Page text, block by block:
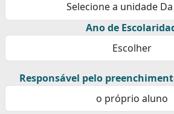
Ano de
Responsável pelo